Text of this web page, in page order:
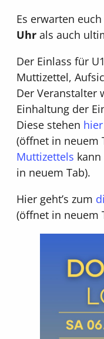
Es erwarten
Uhr als auch
Der Einlass für
Muttizettel,
Der Veranstalter
Einhaltung der
Diese stehen
(öffnet in neuem
Muttizettels
in neuem Tab).
Hier geht’s zum
(öffnet in neuem